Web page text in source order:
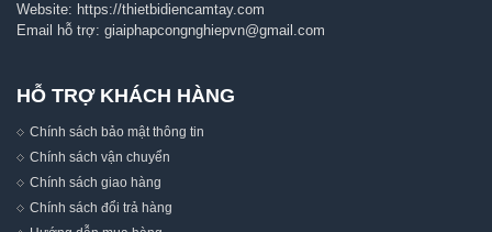
Website: https://thietbidiencamtay.com
Email hỗ trợ: giaiphapcongnghiepvn@gmail.com
HỖ TRỢ KHÁCH HÀNG
Chính sách bảo mật thông tin
Chính sách vận chuyển
Chính sách giao hàng
Chính sách đổi trả hàng